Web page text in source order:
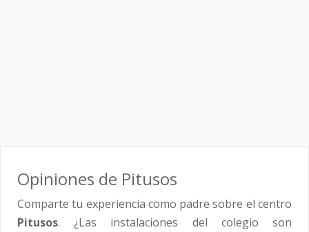
Opiniones de Pitusos
Comparte tu experiencia como padre sobre el centro
Pitusos. ¿Las instalaciones del colegio son